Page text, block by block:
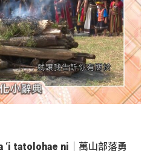
‘i tatolohae ni｜萬山部落勇